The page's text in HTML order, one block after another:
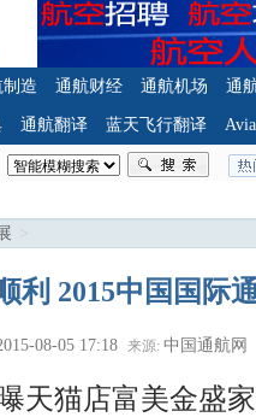
造 通航财经 通航机场 通
通航翻译 蓝天飞行翻译
>
利 2015中国国际
08-05 17:18 来源: 中国通航网
天猫店富美金盛